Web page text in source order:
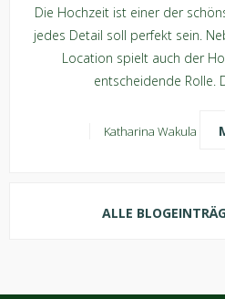
Die Hochzeit ist einer der
jedes Detail soll perfekt sein.
Location spielt auch der
entscheidende Rolle.
Katharina Wakula
ALLE